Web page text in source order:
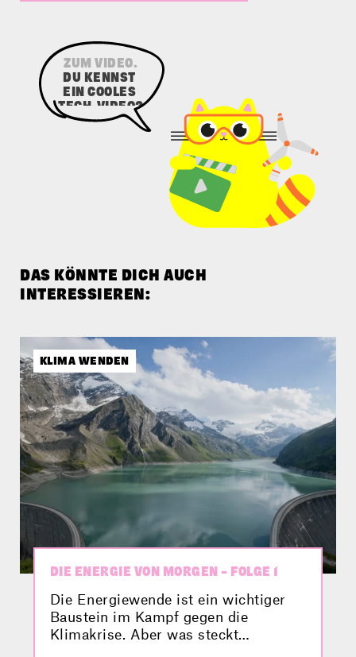
SENDE UNS
DEN LINK
ZUM VIDEO.
DAS KÖNNTE DICH AUCH
INTERESSIEREN:
KLIMA WENDEN
DIE ENERGIE VON MORGEN – FOLGE 1
Die Energiewende ist ein wichtiger
Baustein im Kampf gegen die
Klimakrise. Aber was steckt